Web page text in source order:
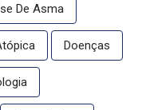
De Asma
Doenças